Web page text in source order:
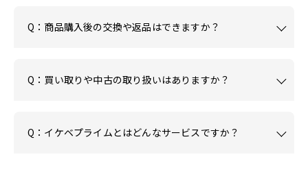
Q：商品購入後の交換や返品はできますか？
Q：買い取りや中古の取り扱いはありますか？
Q：イケベプライムとはどんなサービスですか？